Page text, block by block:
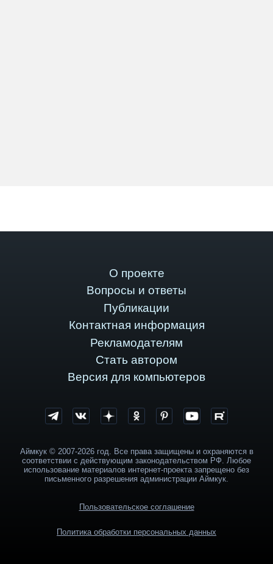
О проекте
Вопросы и ответы
Публикации
Контактная информация
Рекламодателям
Стать автором
Версия для компьютеров
Аймкук © 2007-2026 год. Все права защищены и охраняются в
соответствии с действующим законодательством РФ. Любое
использование материалов интернет-проекта запрещено без
письменного разрешения администрации Аймкук.
Пользовательское соглашение
Политика обработки персональных данных